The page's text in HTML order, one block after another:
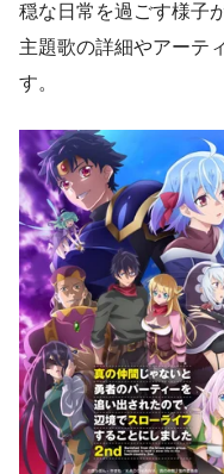
穏な日常を過ごす様子
主題歌の詳細やアーテ
す。